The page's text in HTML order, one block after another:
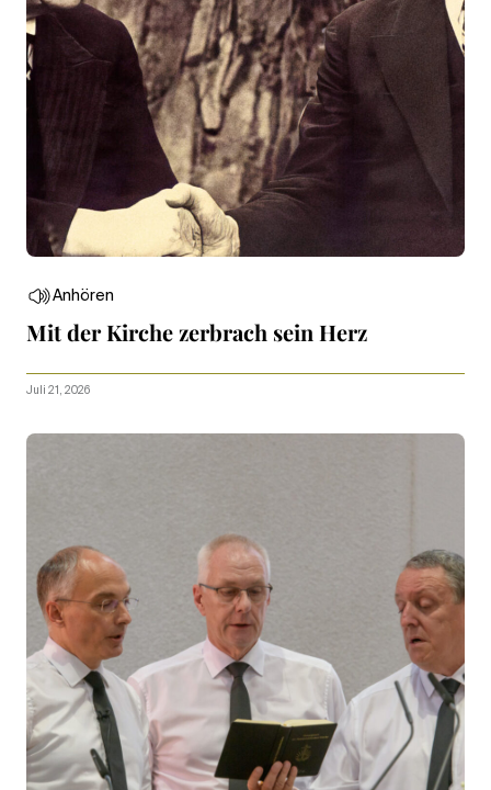
Anhören
Mit der Kirche zerbrach sein Herz
Juli 21, 2026